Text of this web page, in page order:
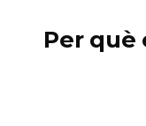
Per què